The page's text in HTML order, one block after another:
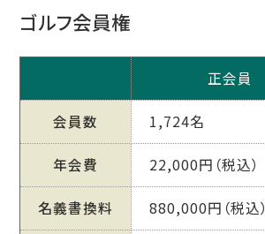
ゴルフ会員権
正会員
会員数 1,724名
年会費 22,000円（税込）
名義書換料 880,000円（税込）